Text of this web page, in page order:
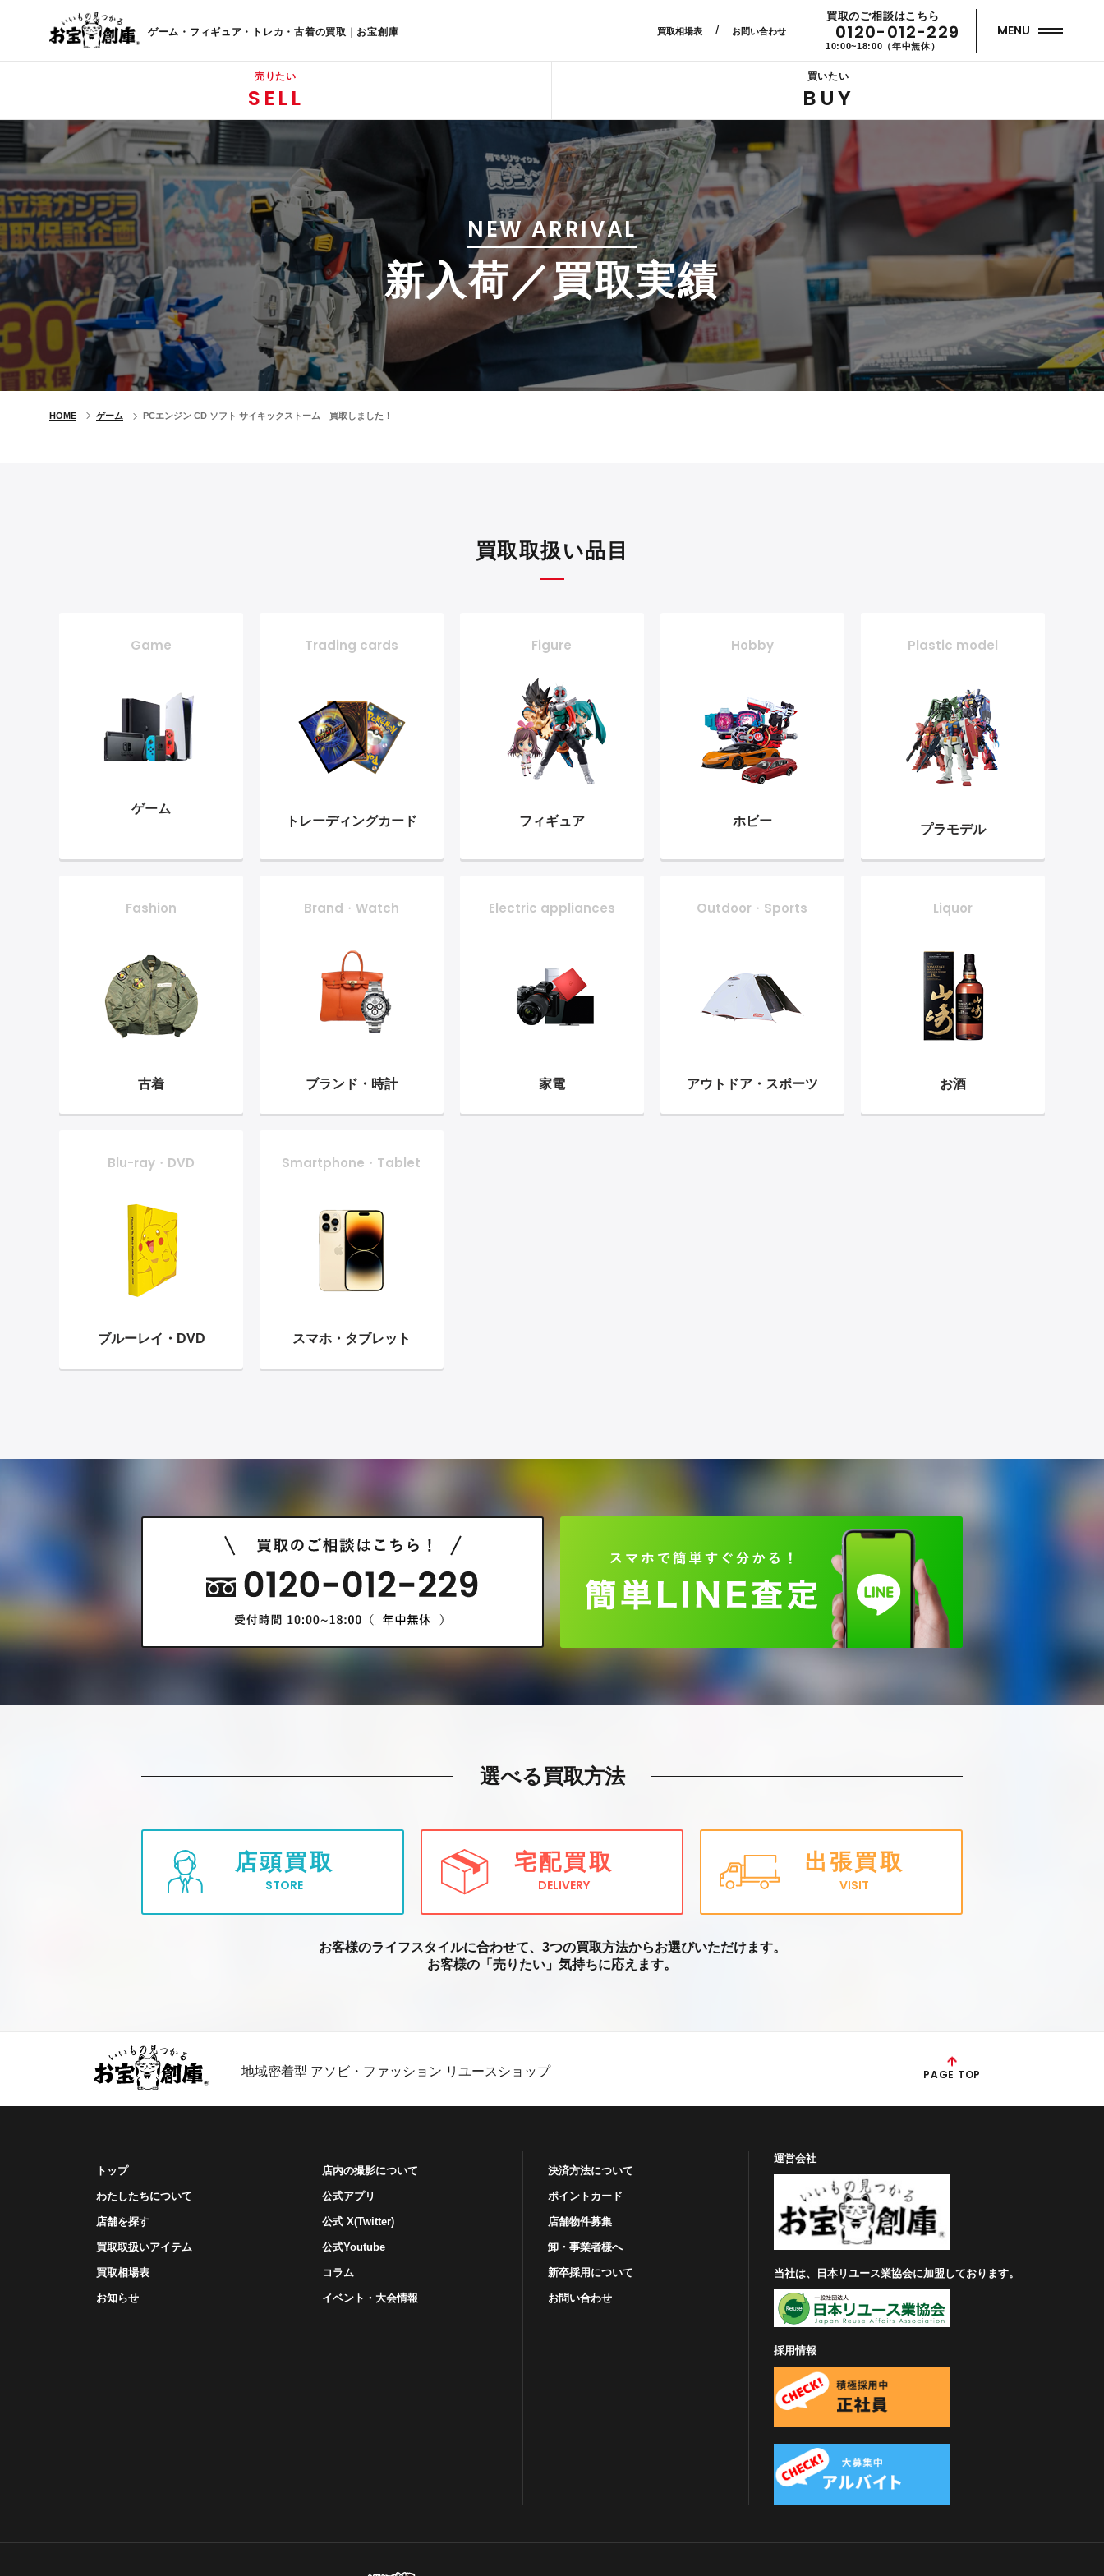
ゲーム・フィギュア・トレカ・古着の買取｜お宝創庫 買取相場表/ お問い合わせ
買取のご相談はこちら
0120-012-229
10:00~18:00（年中無休）
MENU
売りたい
SELL
買いたい
BUY
NEW ARRIVAL
新入荷／買取実績
HOME ゲーム PCエンジン CD ソフト サイキックストーム 買取しました！
買取取扱い品目
Game
ゲーム
Trading cards
トレーディングカード
Figure
フィギュア
Hobby
ホビー
Plastic model
プラモデル
Fashion
古着
Brand・Watch
ブランド・時計
Electric appliances
家電
Outdoor・Sports
アウトドア・ スポーツ
Liquor
お酒
Blu-ray・DVD
ブルーレイ・ DVD
Smartphone・Tablet
スマホ・ タブレット
選べる買取方法
店頭買取
STORE
宅配買取
DELIVERY
出張買取
VISIT
お客様のライフスタイルに合わせて、3つの買取方法からお選びいただけます。
お客様の「売りたい」気持ちに応えます。
地域密着型 アソビ・ファッション リユースショップ PAGE TOP
トップ
わたしたちについて
店舗を探す
買取取扱いアイテム
買取相場表
お知らせ
店内の撮影について
公式アプリ
公式 X(Twitter)
公式Youtube
コラム
イベント・⼤会情報
決済方法について
ポイントカード
店舗物件募集
卸・事業者様へ
新卒採用について
お問い合わせ
運営会社
当社は、日本リユース業協会に加盟しております。
採用情報